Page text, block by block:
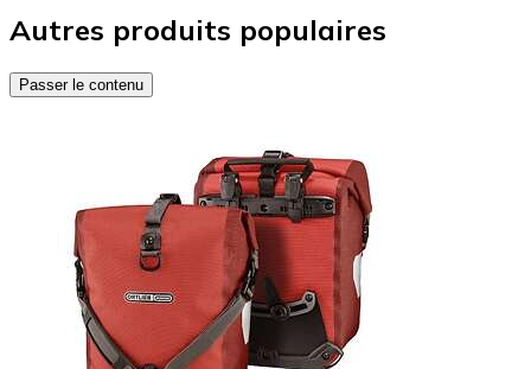
Autres produits populaires
Passer le contenu